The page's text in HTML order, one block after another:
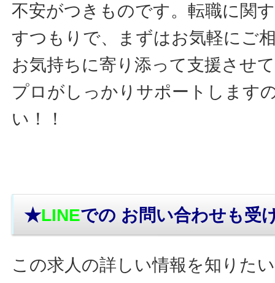
不安がつきものです。転職に関
すつもりで、まずはお気軽にご
お気持ちに寄り添って支援させ
プロがしっかりサポートします
い！！
★LINEでの お問い合わせも受
この求人の詳しい情報を知りた